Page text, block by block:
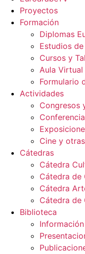
Proyectos
Formación
Diplomas
Estudios
Cursos y
Aula Virtual
Formulario
Actividades
Congresos
Cine y
Cátedras
Cátedra
Cátedra de
Cátedra
Cátedra de
Biblioteca